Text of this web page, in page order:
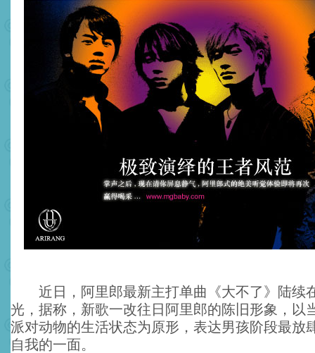
近日，阿里郎最新主打单曲《大不了》陆续
光，据称，新歌一改往日阿里郎的陈旧形象，以
派对动物的生活状态为原形，表达男孩阶段最放
自我的一面。